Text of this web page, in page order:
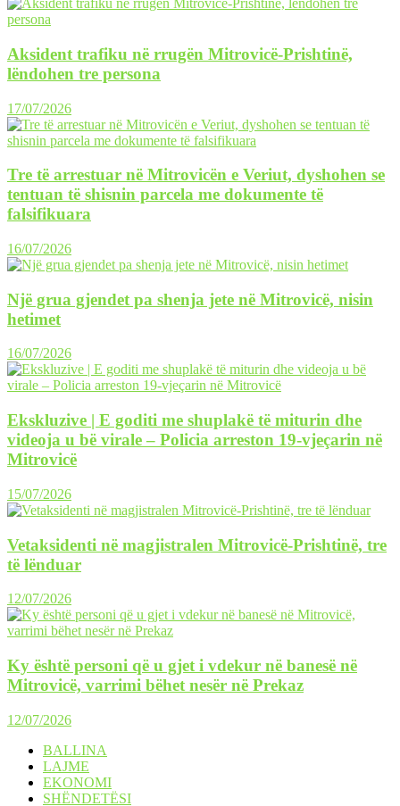
Aksident trafiku në rrugën Mitrovicë-Prishtinë,
lëndohen tre persona
17/07/2026
Tre të arrestuar në Mitrovicën e Veriut, dyshohen se
tentuan të shisnin parcela me dokumente të
falsifikuara
16/07/2026
Një grua gjendet pa shenja jete në Mitrovicë, nisin
hetimet
16/07/2026
Ekskluzive | E goditi me shuplakë të miturin dhe
videoja u bë virale – Policia arreston 19-vjeçarin në
Mitrovicë
15/07/2026
Vetaksidenti në magjistralen Mitrovicë-Prishtinë, tre
të lënduar
12/07/2026
Ky është personi që u gjet i vdekur në banesë në
Mitrovicë, varrimi bëhet nesër në Prekaz
12/07/2026
BALLINA
LAJME
EKONOMI
SHËNDETËSI